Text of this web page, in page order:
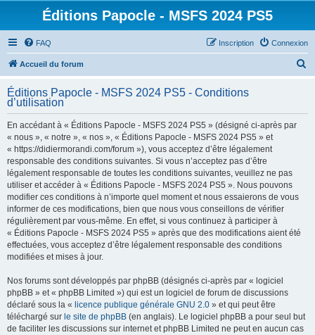
Éditions Papocle - MSFS 2024 PS5
FAQ Connexion
Inscription
Accueil du forum
h
Éditions Papocle - MSFS 2024 PS5 - Conditions
d’utilisation
En accédant à « Éditions Papocle - MSFS 2024 PS5 » (désigné ci-après par
« nous », « notre », « nos », « Éditions Papocle - MSFS 2024 PS5 » et
« https://didiermorandi.com/forum »), vous acceptez d’être légalement
responsable des conditions suivantes. Si vous n’acceptez pas d’être
légalement responsable de toutes les conditions suivantes, veuillez ne pas
utiliser et accéder à « Éditions Papocle - MSFS 2024 PS5 ». Nous pouvons
modifier ces conditions à n’importe quel moment et nous essaierons de vous
informer de ces modifications, bien que nous vous conseillons de vérifier
régulièrement par vous-même. En effet, si vous continuez à participer à
« Éditions Papocle - MSFS 2024 PS5 » après que des modifications aient été
effectuées, vous acceptez d’être légalement responsable des conditions
modifiées et mises à jour.
Nos forums sont développés par phpBB (désignés ci-après par « logiciel
phpBB » et « phpBB Limited ») qui est un logiciel de forum de discussions
déclaré sous la « licence publique générale GNU 2.0 » et qui peut être
téléchargé sur le site de phpBB (en anglais). Le logiciel phpBB a pour seul but
de faciliter les discussions sur internet et phpBB Limited ne peut en aucun cas